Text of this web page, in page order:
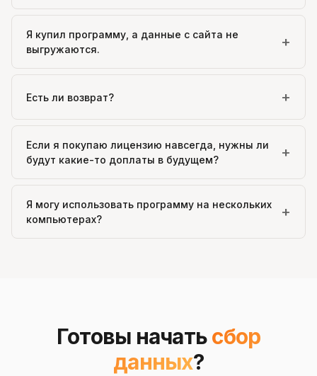
Я купил программу, а данные с сайта не
выгружаются.
+
Есть ли возврат? +
Если я покупаю лицензию навсегда, нужны ли
будут какие-то доплаты в будущем?
+
Я могу использовать программу на нескольких
компьютерах?
+
Готовы начатьсбор
данных?